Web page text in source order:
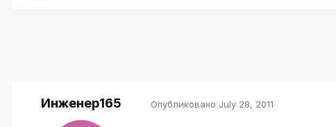
Инженер165 Опубликовано July 28, 2011